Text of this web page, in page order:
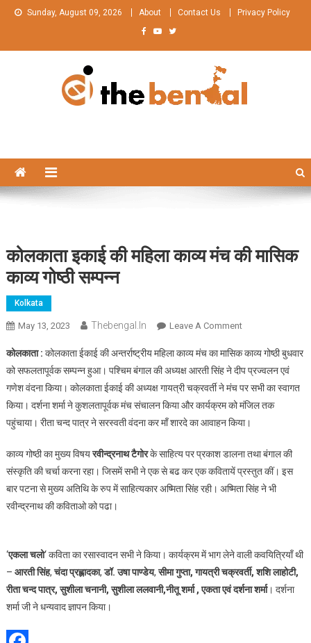
Skip
Sunday, August 09, 2026 About Contact Us Privacy Policy
कोलकाता इकाई की महिला काव्य मंच की मासिक
काव्य गोष्ठी सम्पन्न
Kolkata
May 13, 2023 Thebengal.in Leave A CommentOn
इकाई
की
महिला
काव्य
मंच
मासिक
काव्य
गोष्ठी
कोलकाता : कोलकाता ईकाई की अन्तर्राष्ट्रीय महिला काव्य मंच का मासिक काव्य गोष्ठी बुधवार
को सफलतापूर्वक सम्पन्न हुआ। पश्चिम बंगाल की अध्यक्ष आरती सिंह ने दीप प्रज्वलन एवं
गणेश वंदना किया। कोलकाता ईकाई की अध्यक्ष गायत्री चक्रवर्ती ने मंच पर सभी का स्वागत
किया। दर्शना शर्मा ने कुशलतापूर्वक मंच संचालन किया और कार्यक्रम को मंजिल तक
पहुंचाया। रीता चन्द पात्र ने सरस्वती वंदना कर माँ शारदे का आवाहन किया।
काव्य गोष्ठी का मुख्य विषयरवीन्द्रनाथ टैगोरके साहित्य पर प्रकाश डालना तथा बंगाल की
संस्कृति की चर्चा करना रहा। जिसमें सभी ने एक से बढ कर एक कवितायें प्रस्तुत कीं। इस
बार पटना से मुख्य अतिथि के रुप में साहित्यकार अष्मिता सिंह रही। अष्मिता सिंह ने भी
रवीन्द्रनाथ की कविताओ को पढा।
‘एकला चलो‘ कविता का रसास्वादन सभी ने किया। कार्यक्रम में भाग लेने वाली कवयित्रियाँ थी
– आरती सिंह,चंदा प्रह्लादका,डॉ. उषा पाण्डेय,सीमा गुप्ता, गायत्री चक्रवर्ती, शशि लाहोटी,
रीता चन्द पात्र, सुशीला चनानी, सुशीला ललवानी,नीतू शर्मा , एकता एवं दर्शना शर्मा। दर्शना
शर्मा जी ने धन्यवाद ज्ञापन किया।